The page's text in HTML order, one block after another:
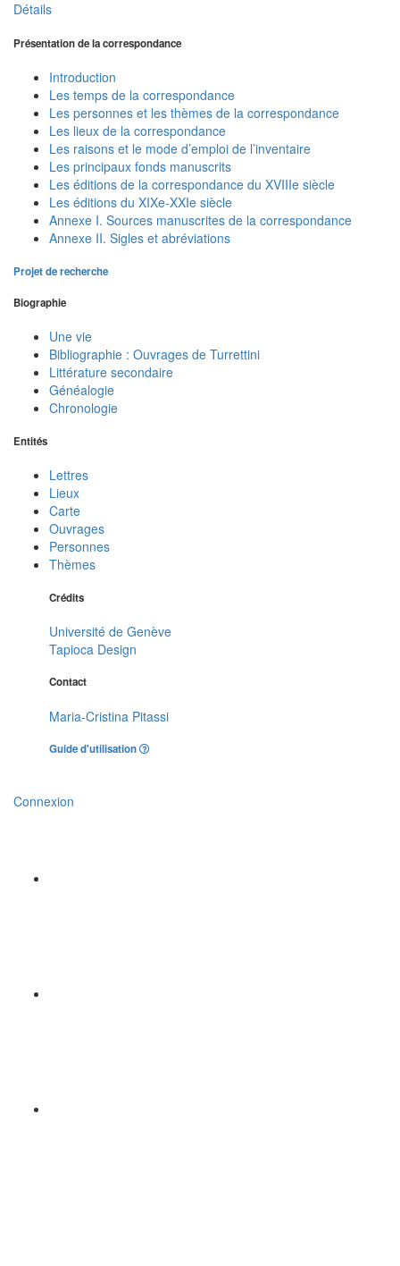
Détails
Présentation de la correspondance
Introduction
Les temps de la correspondance
Les personnes et les thèmes de la correspondance
Les lieux de la correspondance
Les raisons et le mode d’emploi de l’inventaire
Les principaux fonds manuscrits
Les éditions de la correspondance du XVIIIe siècle
Les éditions du XIXe-XXIe siècle
Annexe I. Sources manuscrites de la correspondance
Annexe II. Sigles et abréviations
Projet de recherche
Biographie
Une vie
Bibliographie : Ouvrages de Turrettini
Littérature secondaire
Généalogie
Chronologie
Entités
Lettres
Lieux
Carte
Ouvrages
Personnes
Thèmes
Crédits
Université de Genève
Tapioca Design
Contact
Maria-Cristina Pitassi
Guide d'utilisation
Connexion